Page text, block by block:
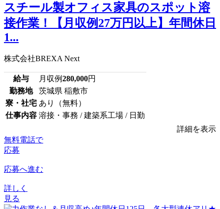
スチール製オフィス家具のスポット溶
接作業！【月収例27万円以上】年間休日
1...
株式会社BREXA Next
給与 月収例280,000円
勤務地
茨城県 稲敷市
寮・社宅 あり（無料）
仕事内容 溶接・事務 / 建築系工場 / 日勤
詳細を表示
無料電話で
応募
応募へ進む
詳しく
見る